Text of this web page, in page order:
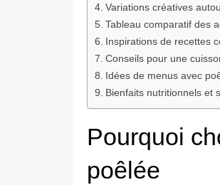
Variations créatives
Tableau comparatif des
Inspirations de recettes
Conseils pour une
Idées de menus avec
Bienfaits nutritionnels et
Pourquoi
poêlée